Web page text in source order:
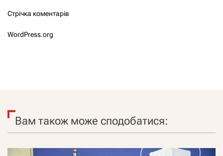
Стрічка коментарів
WordPress.org
Вам також може сподобатися: